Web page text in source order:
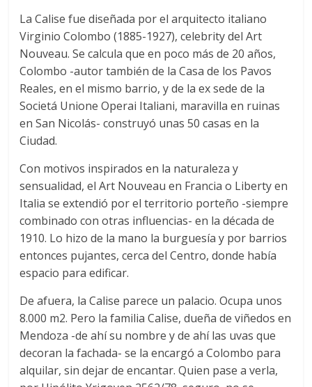
La Calise fue diseñada por el arquitecto italiano
Virginio Colombo (1885-1927), celebrity del Art
Nouveau. Se calcula que en poco más de 20 años,
Colombo -autor también de la Casa de los Pavos
Reales, en el mismo barrio, y de la ex sede de la
Societá Unione Operai Italiani, maravilla en ruinas
en San Nicolás- construyó unas 50 casas en la
Ciudad.
Con motivos inspirados en la naturaleza y
sensualidad, el Art Nouveau en Francia o Liberty en
Italia se extendió por el territorio porteño -siempre
combinado con otras influencias- en la década de
1910. Lo hizo de la mano la burguesía y por barrios
entonces pujantes, cerca del Centro, donde había
espacio para edificar.
De afuera, la Calise parece un palacio. Ocupa unos
8.000 m2. Pero la familia Calise, dueña de viñedos en
Mendoza -de ahí su nombre y de ahí las uvas que
decoran la fachada- se la encargó a Colombo para
alquilar, sin dejar de encantar. Quien pase a verla,